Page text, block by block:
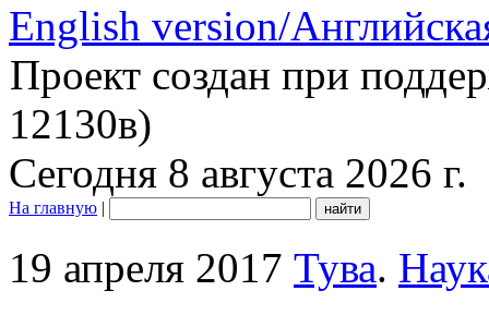
English version/
Проект создан при
12130в)
Сегодня 8 августа 2026 г.
На главную |
19 апреля 2017 Тува.